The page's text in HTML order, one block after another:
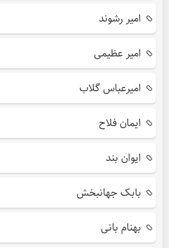
امیر رشوند
امیر عظیمی
امیرعباس گلاب
ایمان فلاح
ایوان بند
بابک جهانبخش
بهنام بانی